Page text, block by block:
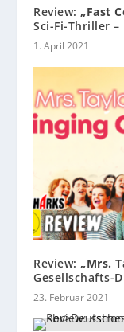
Review:„Fast
Sci-Fi-Thriller –
1. April 2021
Review:„Mrs.
Gesellschafts-
23. Februar 2021